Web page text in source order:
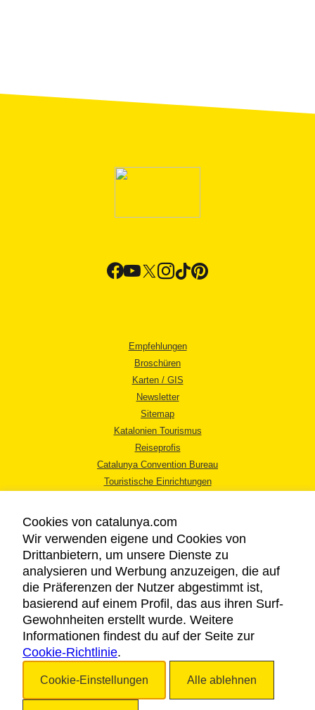
Empfehlungen
Broschüren
Karten / GIS
Newsletter
Sitemap
Katalonien Tourismus
Reiseprofis
Catalunya Convention Bureau
Touristische Einrichtungen
RECHTLICHER HINWEIS
DATENSCHUTZICHTLINIE
COOKIES
BARRIEREFREIHEIT
Cookies von catalunya.com
Wir verwenden eigene und Cookies von
Drittanbietern, um unsere Dienste zu
analysieren und Werbung anzuzeigen, die auf
die Präferenzen der Nutzer abgestimmt ist,
basierend auf einem Profil, das aus ihren Surf-
Gewohnheiten erstellt wurde. Weitere
Informationen findest du auf der Seite zur
Cookie-Richtlinie.
Cookie-Einstellungen Alle ablehnen